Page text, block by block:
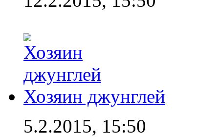
Хозяин джунглей
5.2.2015, 15:50